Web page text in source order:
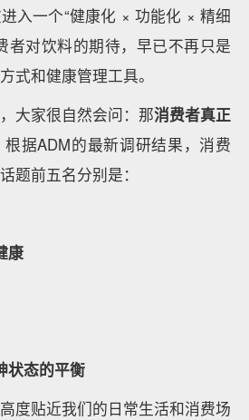
入一个“健康化 × 功能化 × 精细
者对饮料的期待，早已不再只是
式和健康管理工具。
大家很自然会问：那消费者真正
根据ADM的最新调研结果，消费
题前五名分别是：
康
状态的平衡
度贴近我们的日常生活和消费场